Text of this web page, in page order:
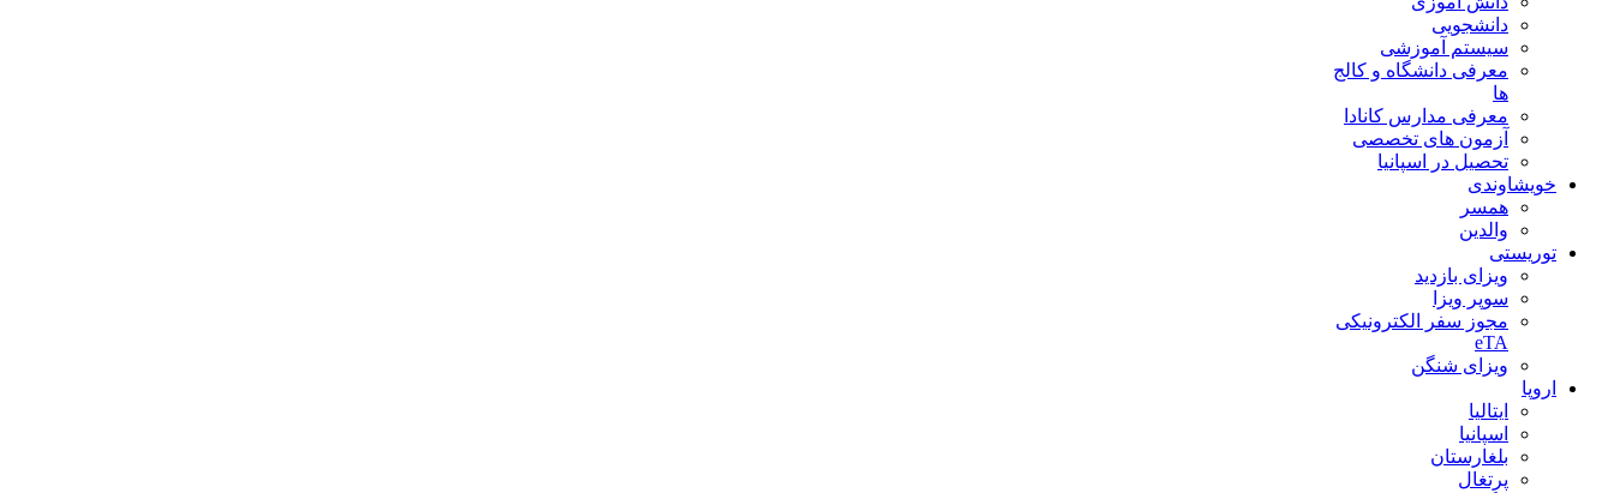
دانشجویی
سیستم آموزشی
معرفی دانشگاه و کالج
ها
معرفی مدارس کانادا
آزمون های تخصصی
تحصیل در اسپانیا
خویشاوندی
همسر
والدین
توریستی
ویزای بازدید
سوپر ویزا
مجوز سفر الکترونیکی
eTA
ویزای شنگن
اروپا
ایتالیا
اسپانیا
بلغارستان
پرتغال